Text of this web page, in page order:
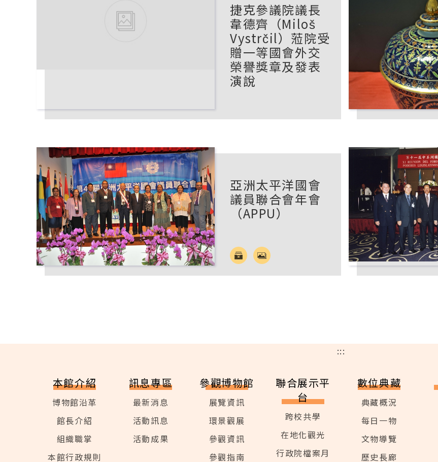
捷克參議院議長
韋德齊（Miloš
Vystrčil）蒞院受
贈一等國會外交
榮譽獎章及發表
演說
亞洲太平洋國會
議員聯合會年會
（APPU）
:::
本館介紹
博物館沿革
館長介紹
組織職掌
本館行政規則
訊息專區
最新消息
活動訊息
活動成果
參觀博物館
展覽資訊
環景觀展
參觀資訊
參觀指南
聯合展示平
台
跨校共學
在地化觀光
行政院檔案月
數位典藏
典藏概況
每日一物
文物導覽
歷史長廊